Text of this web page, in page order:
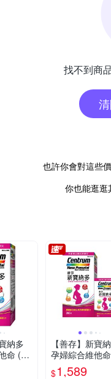
找不到商
也許你會對這些
你也能逛逛
納多
命 (10
【善存】新寶
孕婦綜合維他
0錠/組)
$1,589